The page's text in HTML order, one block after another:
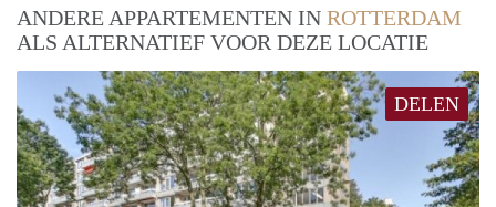
ANDERE APPARTEMENTEN IN ROTTERDAM
ALS ALTERNATIEF VOOR DEZE LOCATIE
DELEN